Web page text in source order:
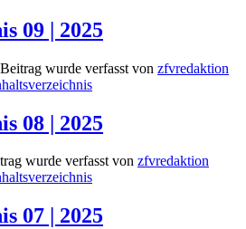
09 | 2025
wurde verfasst von zfvredaktion
08 | 2025
wurde verfasst von zfvredaktion
07 | 2025